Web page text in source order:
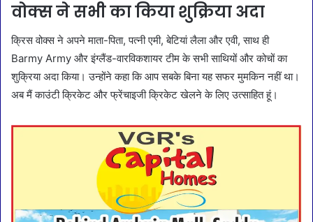
वोक्स ने सभी का किया शुक्रिया अदा
क्रिस वोक्स ने अपने माता-पिता, पत्नी एमी, बेटियां लैला और एवी, साथ ही
Barmy Army और इंग्लैंड-वारविकशायर टीम के सभी साथियों और कोचों का
शुक्रिया अदा किया। उन्होंने कहा कि आप सबके बिना यह सफर मुमकिन नहीं था।
अब मैं काउंटी क्रिकेट और फ्रेंचाइजी क्रिकेट खेलने के लिए उत्साहित हूं।